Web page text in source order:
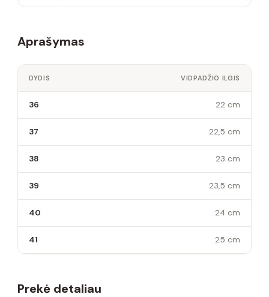
Aprašymas
DYDIS VIDPADŽIO ILGIS
36 22 cm
37 22,5 cm
38 23 cm
39 23,5 cm
40 24 cm
41 25 cm
Prekė detaliau